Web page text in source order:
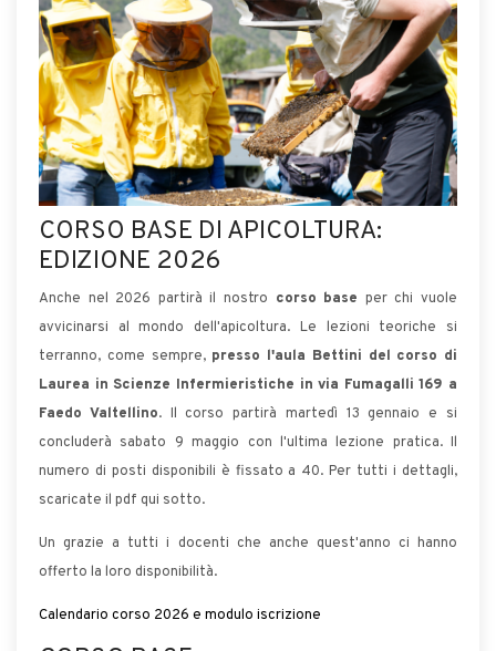
CORSO BASE DI APICOLTURA:
EDIZIONE 2026
Anche nel 2026 partirà il nostro corso base per chi vuole
avvicinarsi al mondo dell'apicoltura. Le lezioni teoriche si
terranno, come sempre, presso l'aula Bettini del corso di
Laurea in Scienze Infermieristiche in via Fumagalli 169 a
Faedo Valtellino. Il corso partirà martedì 13 gennaio e si
concluderà sabato 9 maggio con l'ultima lezione pratica. Il
numero di posti disponibili è fissato a 40. Per tutti i dettagli,
scaricate il pdf qui sotto.
Un grazie a tutti i docenti che anche quest'anno ci hanno
offerto la loro disponibilità.
Calendario corso 2026 e modulo iscrizione